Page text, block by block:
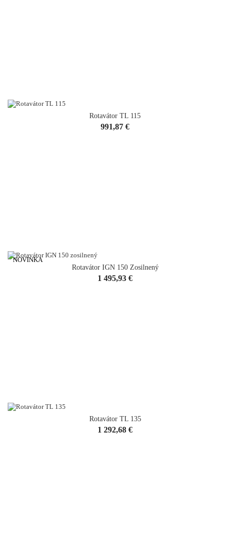
Rotavátor TL 115
Cena
991,87 €
Rotavátor IGN 150 Zosilnený
Cena
1 495,93 €
NOVINKA
Rotavátor TL 135
Cena
1 292,68 €